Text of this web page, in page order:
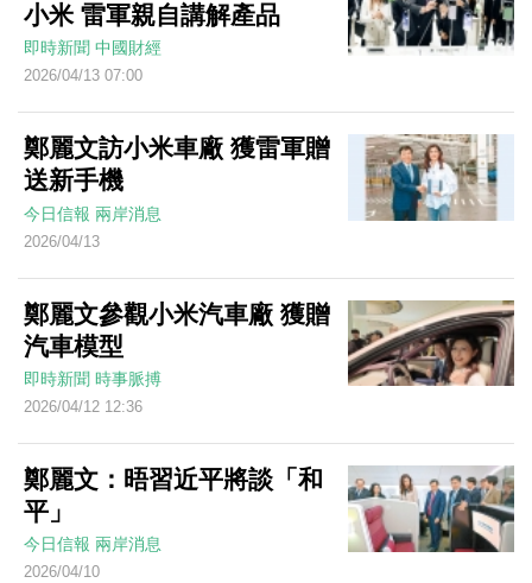
小米 雷軍親自講解產品
即時新聞 中國財經
2026/04/13 07:00
鄭麗文訪小米車廠 獲雷軍贈
送新手機
今日信報 兩岸消息
2026/04/13
鄭麗文參觀小米汽車廠 獲贈
汽車模型
即時新聞 時事脈搏
2026/04/12 12:36
鄭麗文：晤習近平將談「和
平」
今日信報 兩岸消息
2026/04/10